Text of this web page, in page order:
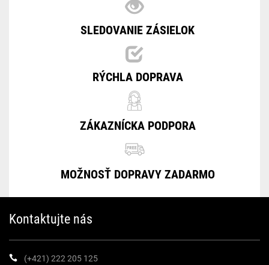
SLEDOVANIE ZÁSIELOK
RÝCHLA DOPRAVA
ZÁKAZNÍCKA PODPORA
MOŽNOSŤ DOPRAVY ZADARMO
Kontaktujte nás
(+421) 222 205 125